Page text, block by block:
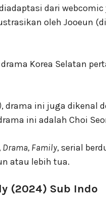
dari
oleh Jooeun
Korea Selatan
, drama ini juga dikenal
ini adalah Choi
Drama, Family, serial
atau lebih tua.
(2024) Sub Indo